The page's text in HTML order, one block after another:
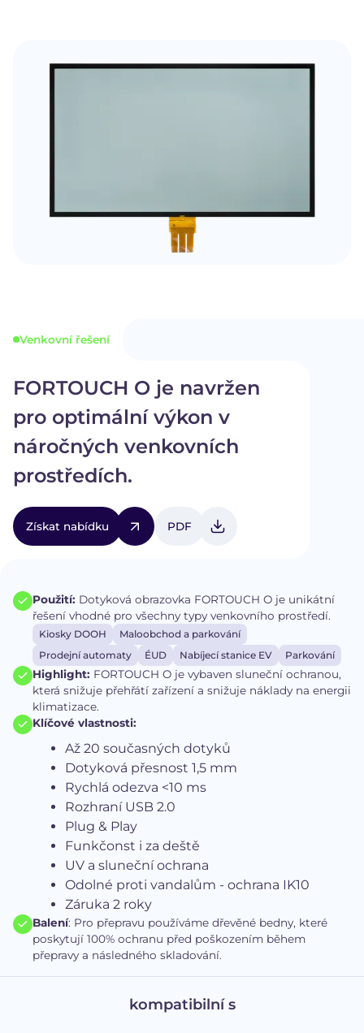
Venkovní řešení
FORTOUCH O je navržen
pro optimální výkon v
náročných venkovních
prostředích.
Získat nabídku PDF
Použití: Dotyková obrazovka FORTOUCH O je unikátní
řešení vhodné pro všechny typy venkovního prostředí.
Kiosky DOOH
Maloobchod a parkování
Prodejní automaty
ÉUD Nabíjecí stanice EV Parkování
Highlight: FORTOUCH O je vybaven sluneční ochranou,
která snižuje přehřátí zařízení a snižuje náklady na energii
klimatizace.
Klíčové vlastnosti:
Až 20 současných dotyků
Dotyková přesnost 1,5 mm
Rychlá odezva <10 ms
Rozhraní USB 2.0
Plug & Play
Funkčonst i za deště
UV a sluneční ochrana
Odolné proti vandalům - ochrana IK10
Záruka 2 roky
Balení: Pro přepravu používáme dřevěné bedny, které
poskytují 100% ochranu před poškozením během
přepravy a následného skladování.
kompatibilní s